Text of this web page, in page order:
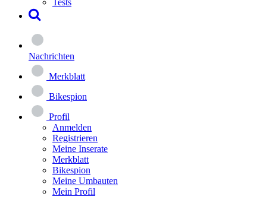
Tests
Nachrichten
Merkblatt
Bikespion
Profil
Anmelden
Registrieren
Meine Inserate
Merkblatt
Bikespion
Meine Umbauten
Mein Profil